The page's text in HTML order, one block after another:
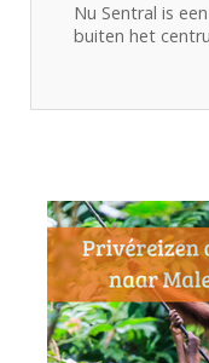
Nu Sentral is
buiten het